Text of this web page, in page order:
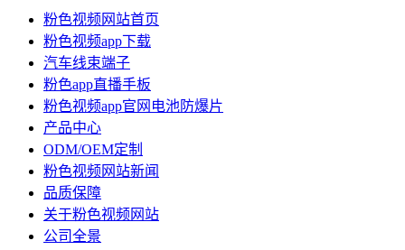
粉色视频网站首页
粉色视频app下载
汽车线束端子
粉色app直播手板
粉色视频app官网电池防爆片
产品中心
ODM/OEM定制
粉色视频网站新闻
品质保障
关于粉色视频网站
公司全景